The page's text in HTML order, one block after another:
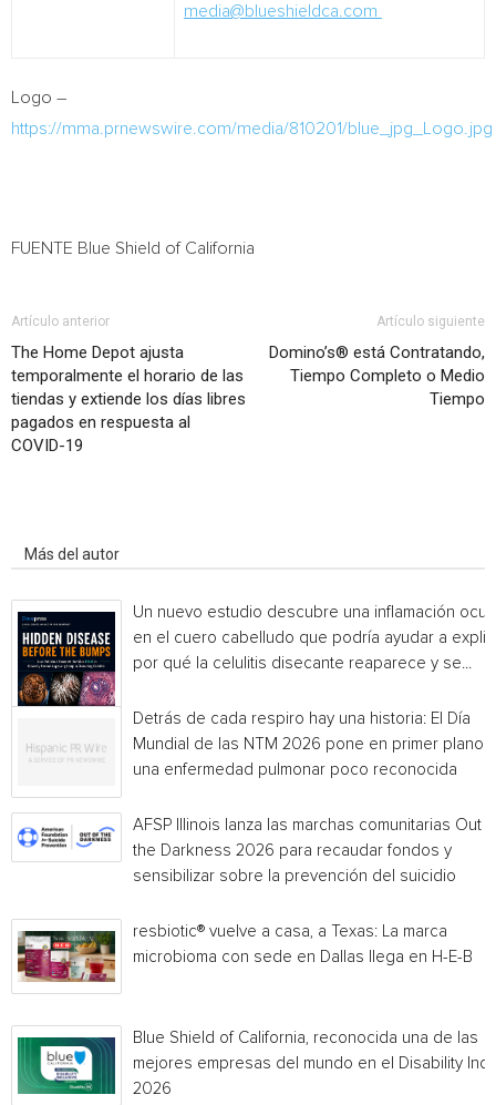
media@blueshieldca.com
Logo –
https://mma.prnewswire.com/media/810201/blue_jpg_Logo.jpg
FUENTE Blue Shield of California
Artículo anterior
The Home Depot ajusta
temporalmente el horario de las
tiendas y extiende los días libres
pagados en respuesta al
COVID-19
Artículo siguiente
Domino’s® está Contratando,
Tiempo Completo o Medio
Tiempo
Más del autor
Un nuevo estudio descubre una inflamación
en el cuero cabelludo que podría ayudar a
por qué la celulitis disecante reaparece y se...
Detrás de cada respiro hay una historia: El Día
Mundial de las NTM 2026 pone en primer plano
una enfermedad pulmonar poco reconocida
AFSP Illinois lanza las marchas comunitarias Out
the Darkness 2026 para recaudar fondos y
sensibilizar sobre la prevención del suicidio
resbiotic® vuelve a casa, a Texas: La marca
microbioma con sede en Dallas llega en H-E-B
Blue Shield of California, reconocida una de las
mejores empresas del mundo en el Disability
2026